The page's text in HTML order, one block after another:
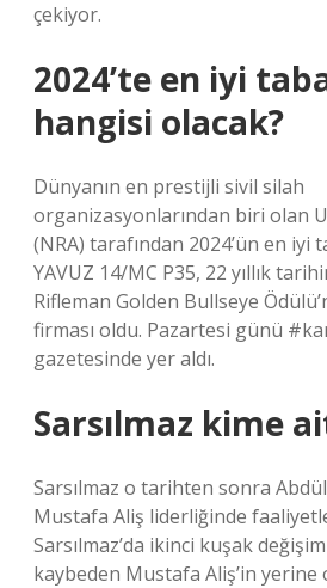
çekiyor.
2024’te en iyi
hangisi olacak?
Dünyanın en prestijli sivil silah
organizasyonlarından biri olan
(NRA) tarafından 2024’ün en iyi
YAVUZ 14/MC P35, 22 yıllık
Rifleman Golden Bullseye
firması oldu. Pazartesi günü
gazetesinde yer aldı.
Sarsılmaz kime
Sarsılmaz o tarihten sonra
Mustafa Aliş liderliğinde
Sarsılmaz’da ikinci kuşak
kaybeden Mustafa Aliş’in yerine